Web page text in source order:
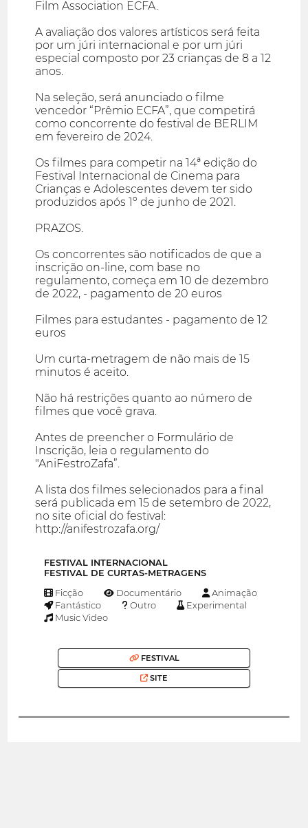
Film Association ECFA.
A avaliação dos valores artísticos será feita
por um júri internacional e por um júri
especial composto por 23 crianças de 8 a 12
anos.
Na seleção, será anunciado o filme
vencedor “Prêmio ECFA”, que competirá
como concorrente do festival de BERLIM
em fevereiro de 2024.
Os filmes para competir na 14ª edição do
Festival Internacional de Cinema para
Crianças e Adolescentes devem ter sido
produzidos após 1º de junho de 2021.
PRAZOS.
Os concorrentes são notificados de que a
inscrição on-line, com base no
regulamento, começa em 10 de dezembro
de 2022, - pagamento de 20 euros
Filmes para estudantes - pagamento de 12
euros
Um curta-metragem de não mais de 15
minutos é aceito.
Não há restrições quanto ao número de
filmes que você grava.
Antes de preencher o Formulário de
Inscrição, leia o regulamento do
"AniFestroZafa”.
A lista dos filmes selecionados para a final
será publicada em 15 de setembro de 2022,
no site oficial do festival:
http://anifestrozafa.org/
FESTIVAL INTERNACIONAL
FESTIVAL DE CURTAS-METRAGENS
Ficção Documentário
Animação
Fantástico
Outro
Experimental
Music Video
FESTIVAL
SITE